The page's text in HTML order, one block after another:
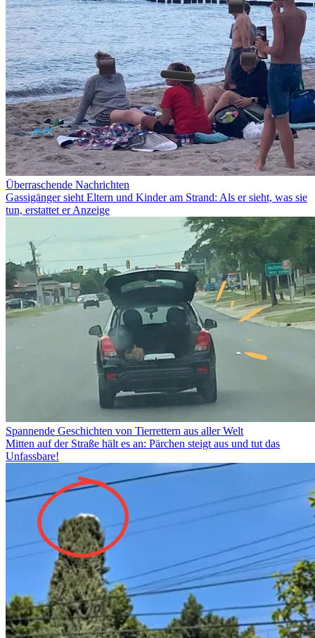
Überraschende Nachrichten
Gassigänger sieht Eltern und Kinder am Strand: Als er sieht, was sie
tun, erstattet er Anzeige
Spannende Geschichten von Tierrettern aus aller Welt
Mitten auf der Straße hält es an: Pärchen steigt aus und tut das
Unfassbare!